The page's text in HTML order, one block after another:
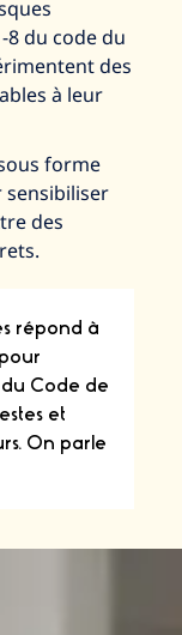
8 du code du
des
à leur
forme
sensibiliser
des
répond à
du Code de
et
On parle